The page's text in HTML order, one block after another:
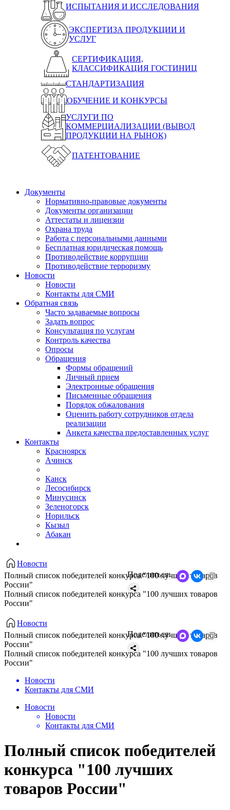
ИСПЫТАНИЯ И ИССЛЕДОВАНИЯ
ЭКСПЕРТИЗА ПРОДУКЦИИ И
УСЛУГ
СЕРТИФИКАЦИЯ,
КЛАССИФИКАЦИЯ ГОСТИНИЦ
СТАНДАРТИЗАЦИЯ
ОБУЧЕНИЕ И КОНКУРСЫ
УСЛУГИ ПО
КОММЕРЦИАЛИЗАЦИИ (ВЫВОД
ПРОДУКЦИИ НА РЫНОК)
ПАТЕНТОВАНИЕ
Документы
Нормативно-правовые документы
Документы организации
Аттестаты и лицензии
Охрана труда
Работа с персональными данными
Бесплатная юридическая помощь
Противодействие коррупции
Противодействие терроризму
Новости
Новости
Контакты для СМИ
Обратная связь
Часто задаваемые вопросы
Задать вопрос
Консультация по услугам
Контроль качества
Опросы
Обращения
Формы обращений
Личный прием
Электронные обращения
Письменные обращения
Порядок обжалования
Оценить работу сотрудников отдела
реализации
Анкета качества предоставленных услуг
Контакты
Красноярск
Ачинск
Канск
Лесосибирск
Минусинск
Зеленогорск
Норильск
Кызыл
Абакан
Новости
Полный список победителей конкурса "100 лучших товаров
России"
Полный список победителей конкурса "100 лучших товаров
России"
Поделиться:
Новости
Полный список победителей конкурса "100 лучших товаров
России"
Полный список победителей конкурса "100 лучших товаров
России"
Поделиться:
Новости
Контакты для СМИ
Новости
Новости
Контакты для СМИ
Полный список победителей
конкурса "100 лучших
товаров России"